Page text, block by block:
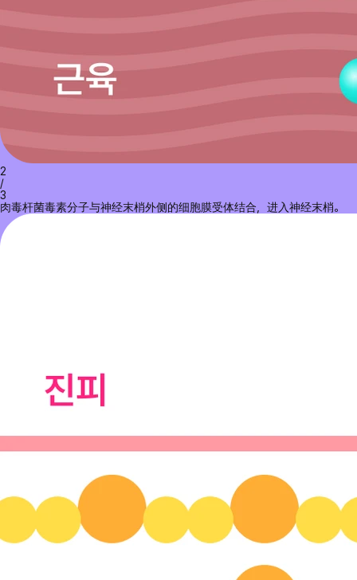
2
/
3
肉毒杆菌毒素分子与神经末梢外侧的细胞膜受体结合，进入神经末梢。